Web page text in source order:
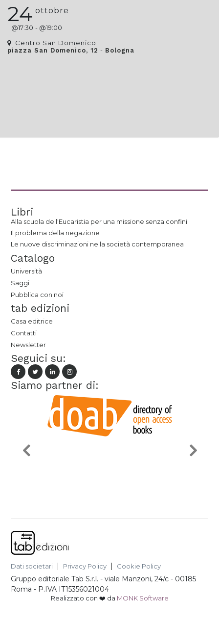
24 ottobre
@17:30 - @19:00
Centro San Domenico
piazza San Domenico, 12 - Bologna
Libri
Alla scuola dell'Eucaristia per una missione senza confini
Il problema della negazione
Le nuove discriminazioni nella società contemporanea
Catalogo
Università
Saggi
Pubblica con noi
tab edizioni
Casa editrice
Contatti
Newsletter
Seguici su:
Siamo partner di:
Dati societari Privacy Policy Cookie Policy
Gruppo editoriale Tab S.r.l. -viale Manzoni, 24/c - 00185
Roma - P.IVA IT15356021004
Realizzato con ❤️ da MONK Software